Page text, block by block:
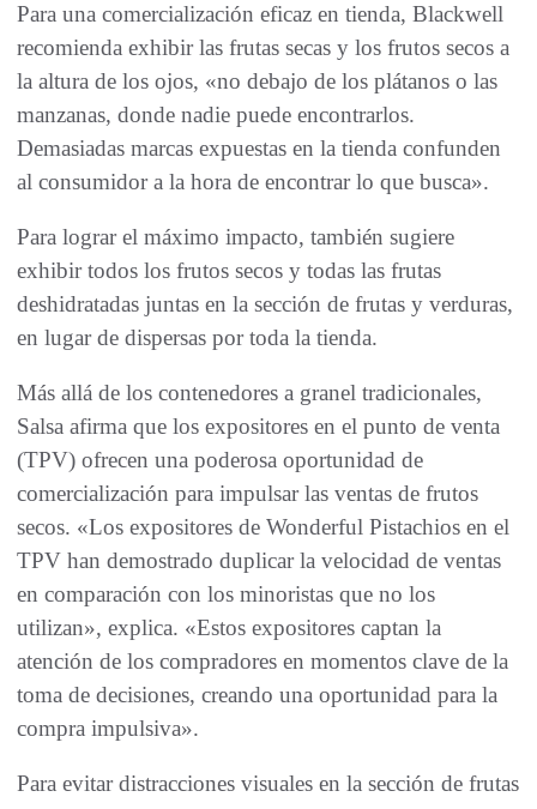
Para una comercialización eficaz en tienda, Blackwell
recomienda exhibir las frutas secas y los frutos secos a
la altura de los ojos, «no debajo de los plátanos o las
manzanas, donde nadie puede encontrarlos.
Demasiadas marcas expuestas en la tienda confunden
al consumidor a la hora de encontrar lo que busca».
Para lograr el máximo impacto, también sugiere
exhibir todos los frutos secos y todas las frutas
deshidratadas juntas en la sección de frutas y verduras,
en lugar de dispersas por toda la tienda.
Más allá de los contenedores a granel tradicionales,
Salsa afirma que los expositores en el punto de venta
(TPV) ofrecen una poderosa oportunidad de
comercialización para impulsar las ventas de frutos
secos. «Los expositores de Wonderful Pistachios en el
TPV han demostrado duplicar la velocidad de ventas
en comparación con los minoristas que no los
utilizan», explica. «Estos expositores captan la
atención de los compradores en momentos clave de la
toma de decisiones, creando una oportunidad para la
compra impulsiva».
Para evitar distracciones visuales en la sección de frutas